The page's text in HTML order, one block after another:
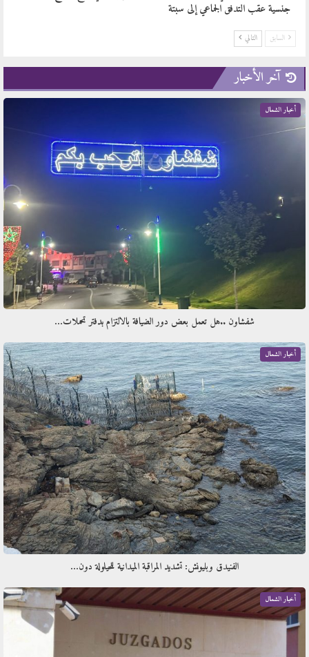
جنسية عقب التدفق الجماعي إلى سبتة
السابق التالي
آخر الأخبار
أخبار الشمال
شفشاون ..هل تعمل بعض دور الضيافة بالالتزام بدفتر تحملات…
أخبار الشمال
الفنيدق وبليونش: تشديد المراقبة الميدانية للحيلولة دون…
أخبار الشمال